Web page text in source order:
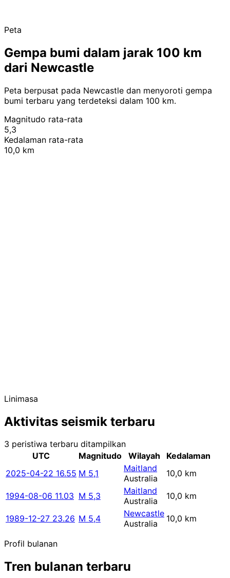
Peta
Gempa bumi dalam jarak 100 km
dari Newcastle
Peta berpusat pada Newcastle dan menyoroti gempa
bumi terbaru yang terdeteksi dalam 100 km.
Magnitudo rata-rata
5,3
Kedalaman rata-rata
10,0 km
Linimasa
Aktivitas seismik terbaru
3 peristiwa terbaru ditampilkan
UTC
Magnitudo Wilayah
Kedalaman
2025-04-22 16.55 M 5,1
Maitland
Australia
10,0 km
1994-08-06 11.03 M 5,3
Maitland
Australia
10,0 km
1989-12-27 23.26 M 5,4
Newcastle
Australia
10,0 km
Profil bulanan
Tren bulanan terbaru